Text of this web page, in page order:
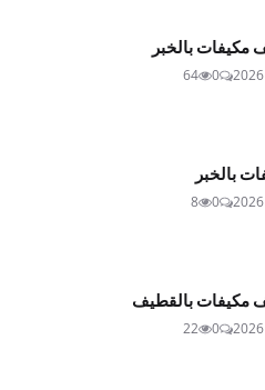
مكيفات بالخبر
0
64
بالخبر
0
8
مكيفات بالقطيف
0
22